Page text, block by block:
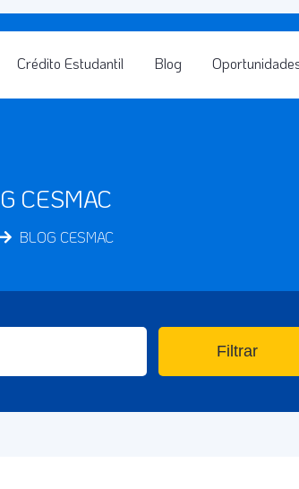
Crédito Estudantil Blog
CESMAC
BLOG CESMAC
Filtrar